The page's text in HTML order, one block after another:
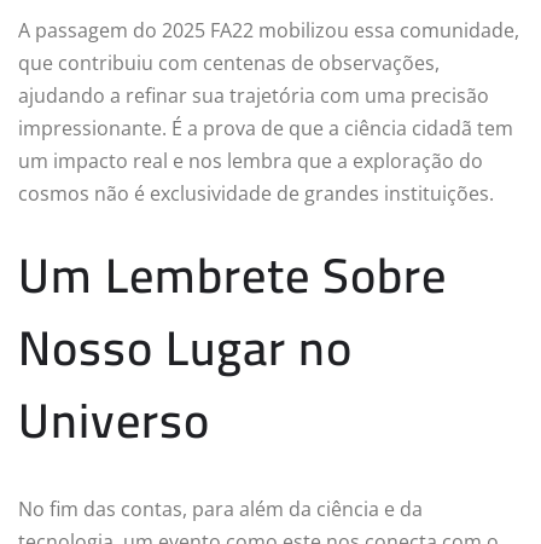
A passagem do 2025 FA22 mobilizou essa comunidade,
que contribuiu com centenas de observações,
ajudando a refinar sua trajetória com uma precisão
impressionante. É a prova de que a ciência cidadã tem
um impacto real e nos lembra que a exploração do
cosmos não é exclusividade de grandes instituições.
Um Lembrete Sobre
Nosso Lugar no
Universo
No fim das contas, para além da ciência e da